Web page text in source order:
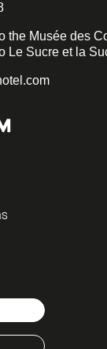
the Musée des
Le Sucre et la